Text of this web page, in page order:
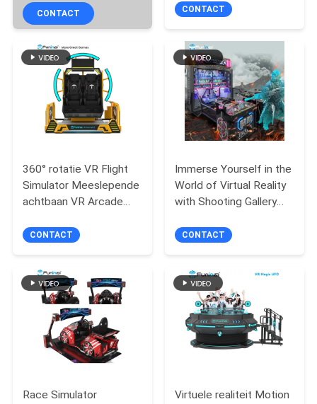
NEEM
CONTACT
MET
NIEUWS
GEVALLEN
SITEMAP
PRIVACY
POLICY
Amusement Rides
CONTACT
VR Games
CONTACT
360° rotatie VR Flight
Simulator Meeslepende
achtbaan VR Arcade
CONTACT
Immerse Yourself in the
World of Virtual Reality
with Shooting Gallery
CONTACT
Race Simulator
Virtuele realiteit Motion